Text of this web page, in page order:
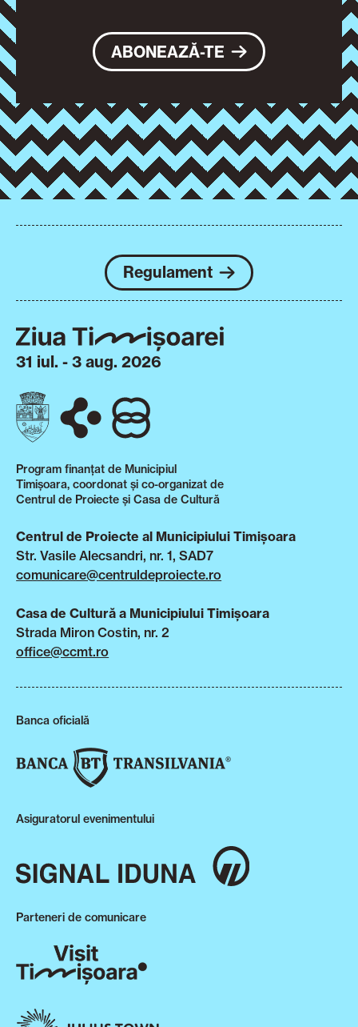
ABONEAZĂ-TE
Regulament
31 iul. - 3 aug. 2026
Program finanțat de Municipiul
Timișoara, coordonat și co-organizat de
Centrul de Proiecte și Casa de Cultură
Centrul de Proiecte al Municipiului Timișoara
Str. Vasile Alecsandri, nr. 1, SAD7
comunicare@centruldeproiecte.ro
Casa de Cultură a Municipiului Timișoara
Strada Miron Costin, nr. 2
office@ccmt.ro
Banca oficială
Asiguratorul evenimentului
Parteneri de comunicare